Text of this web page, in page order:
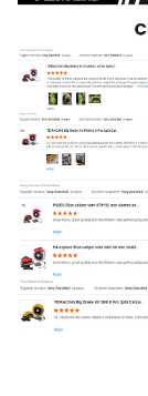
Dimensione
Materiale